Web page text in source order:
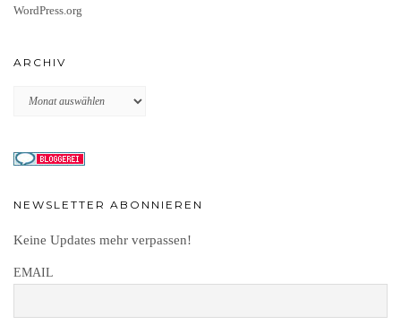
WordPress.org
ARCHIV
Archiv
NEWSLETTER ABONNIEREN
Keine Updates mehr verpassen!
EMAIL